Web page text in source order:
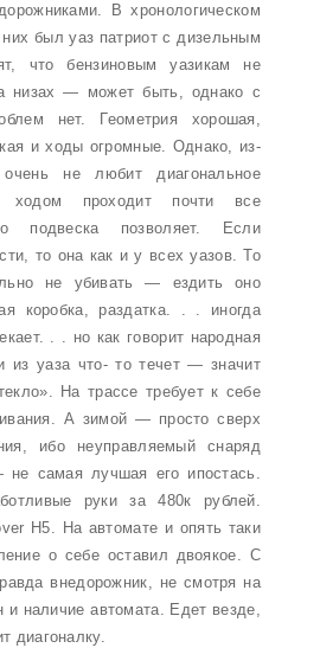
В хронологическом
был уаз патриот с дизельным
что бензиновым уазикам не
низах — может быть, однако с
нет. Геометрия хорошая,
и ходы огромные. Однако, из-
не любит диагональное
ходом проходит почти все
подвеска позволяет. Если
то она как и у всех уазов. То
не убивать — ездить оно
коробка, раздатка. . . иногда
. . но как говорит народная
уаза что- то течет — значит
На трассе требует к себе
А зимой — просто сверх
ибо неуправляемый снаряд
самая лучшая его ипостась.
руки за 480к рублей.
H5. На автомате и опять таки
о себе оставил двоякое. С
внедорожник, не смотря на
и наличие автомата. Едет везде,
диагоналку.